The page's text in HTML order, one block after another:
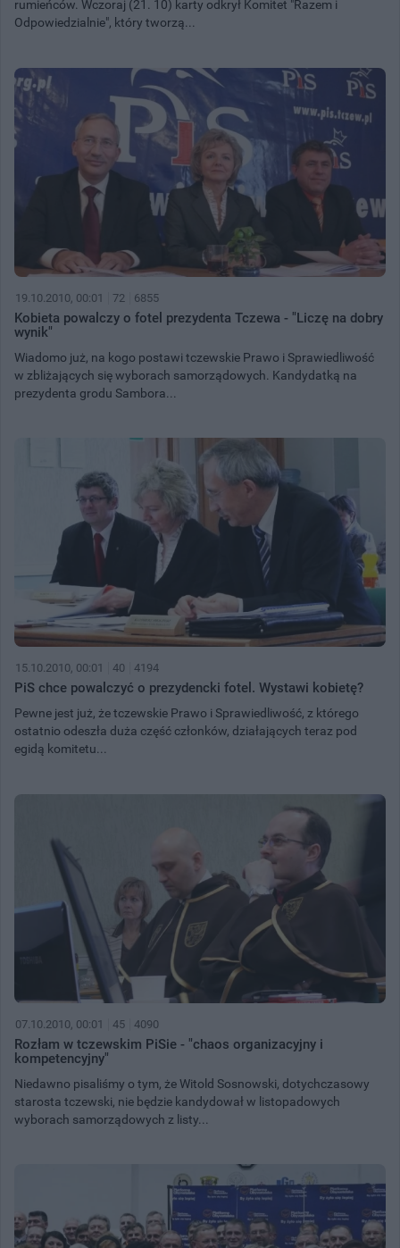
rumieńców. Wczoraj (21. 10) karty odkrył Komitet "Razem i
Odpowiedzialnie", który tworzą...
19.10.2010, 00:01 72 6855
Kobieta powalczy o fotel prezydenta Tczewa - "Liczę na dobry
wynik"
Wiadomo już, na kogo postawi tczewskie Prawo i Sprawiedliwość
w zbliżających się wyborach samorządowych. Kandydatką na
prezydenta grodu Sambora...
15.10.2010, 00:01 40 4194
PiS chce powalczyć o prezydencki fotel. Wystawi kobietę?
Pewne jest już, że tczewskie Prawo i Sprawiedliwość, z którego
ostatnio odeszła duża część członków, działających teraz pod
egidą komitetu...
07.10.2010, 00:01 45 4090
Rozłam w tczewskim PiSie - "chaos organizacyjny i
kompetencyjny"
Niedawno pisaliśmy o tym, że Witold Sosnowski, dotychczasowy
starosta tczewski, nie będzie kandydował w listopadowych
wyborach samorządowych z listy...